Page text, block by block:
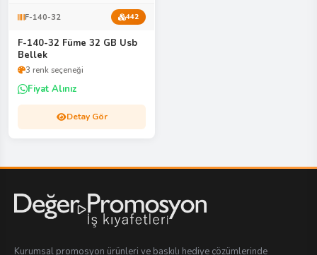
F-140-32 442
F-140-32 Füme 32 GB Usb
Bellek
3 renk seçeneği
Fiyat Alınız
Detay Gör
Kurumsal promosyon ürünleri ve baskılı hediye çözümlerinde